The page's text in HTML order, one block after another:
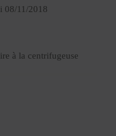
08/11/2018
à la centrifugeuse